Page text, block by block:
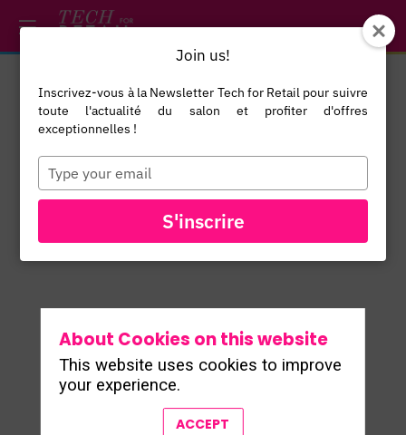
WM
Will Moujol
Manager
Yotpo
ALL SPEAKERS
About Cookies on this website
This website uses cookies to improve
your experience.
ACCEPT
*/
Join us!
Inscrivez-vous à la Newsletter Tech for Retail pour suivre
toute l'actualité du salon et profiter d'offres
exceptionnelles !
Type
your
email
S'inscrire